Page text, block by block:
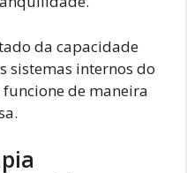
da capacidade
sistemas internos do
de maneira